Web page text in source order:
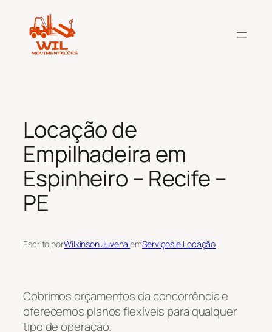
conteúdo
Locação de
Empilhadeira em
Espinheiro – Recife –
PE
Escrito porWilkinson JuvenalemServiços e Locação
Cobrimos orçamentos da concorrência e
oferecemos planos flexíveis para qualquer
tipo de operação.